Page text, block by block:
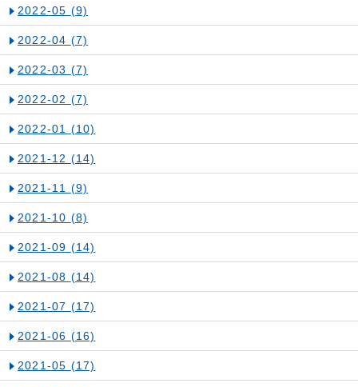
2022-05 (9)
2022-04 (7)
2022-03 (7)
2022-02 (7)
2022-01 (10)
2021-12 (14)
2021-11 (9)
2021-10 (8)
2021-09 (14)
2021-08 (14)
2021-07 (17)
2021-06 (16)
2021-05 (17)